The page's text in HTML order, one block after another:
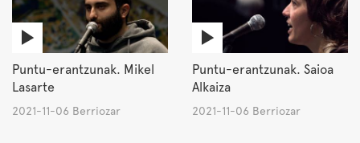
Puntu-erantzunak. Mikel
Lasarte
2021-11-06 Berriozar
Puntu-erantzunak. Saioa
Alkaiza
2021-11-06 Berriozar